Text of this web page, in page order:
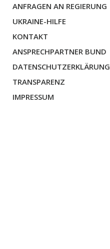
ANFRAGEN AN REGIERUNG
UKRAINE-HILFE
KONTAKT
ANSPRECHPARTNER BUND
DATENSCHUTZERKLÄRUNG
TRANSPARENZ
IMPRESSUM